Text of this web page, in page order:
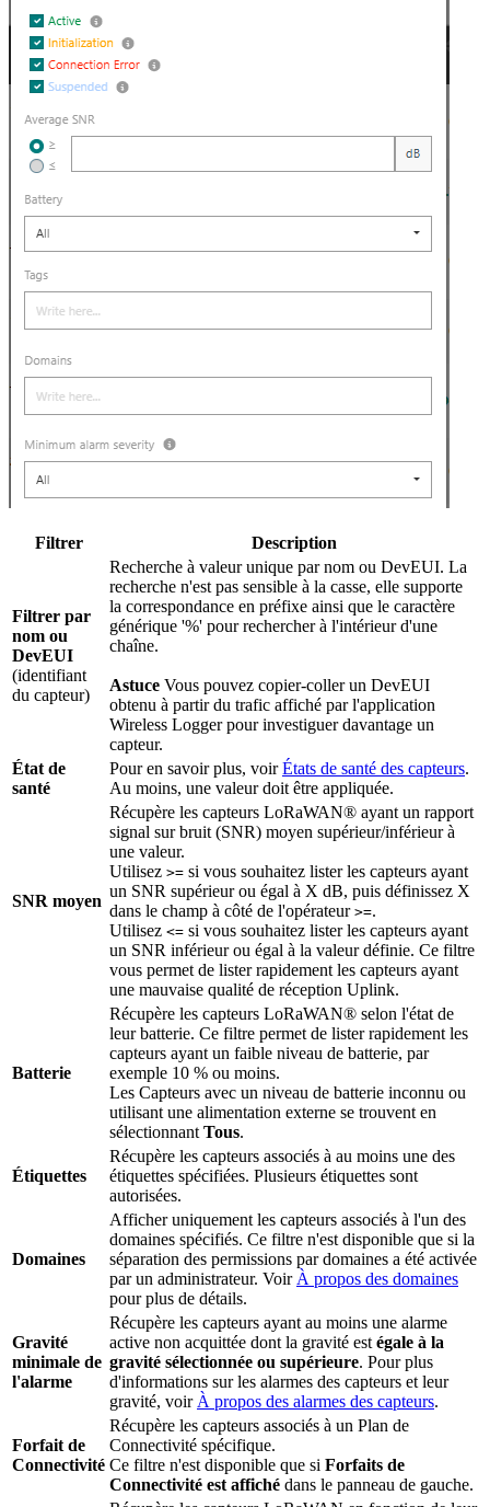
Filtrer Description
Filtrer par
nom ou
DevEUI
(identifiant
du capteur)
Recherche à valeur unique par nom ou DevEUI. La
recherche n'est pas sensible à la casse, elle supporte
la correspondance en préfixe ainsi que le caractère
générique '%' pour rechercher à l'intérieur d'une
chaîne.
Astuce Vous pouvez copier-coller un DevEUI
obtenu à partir du trafic affiché par l'application
Wireless Logger pour investiguer davantage un
capteur.
État de
santé
Pour en savoir plus, voirÉtats de santé des capteurs.
Au moins, une valeur doit être appliquée.
SNR moyen
Récupère les capteurs LoRaWAN® ayant un rapport
signal sur bruit (SNR) moyen supérieur/inférieur à
une valeur.
Utilisez >= si vous souhaitez lister les capteurs ayant
un SNR supérieur ou égal à X dB, puis définissez X
dans le champ à côté de l'opérateur >=.
Utilisez <= si vous souhaitez lister les capteurs ayant
un SNR inférieur ou égal à la valeur définie. Ce filtre
vous permet de lister rapidement les capteurs ayant
une mauvaise qualité de réception Uplink.
Batterie
Récupère les capteurs LoRaWAN® selon l'état de
leur batterie. Ce filtre permet de lister rapidement les
capteurs ayant un faible niveau de batterie, par
exemple 10 % ou moins.
Les Capteurs avec un niveau de batterie inconnu ou
utilisant une alimentation externe se trouvent en
sélectionnant Tous.
Étiquettes
Récupère les capteurs associés à au moins une des
étiquettes spécifiées. Plusieurs étiquettes sont
autorisées.
Domaines
Afficher uniquement les capteurs associés à l'un des
domaines spécifiés. Ce filtre n'est disponible que si la
séparation des permissions par domaines a été activée
par un administrateur. Voir À propos des domaines
pour plus de détails.
Gravité
minimale de
l'alarme
Récupère les capteurs ayant au moins une alarme
active non acquittée dont la gravité est égale à la
gravité sélectionnée ou supérieure. Pour plus
d'informations sur les alarmes des capteurs et leur
gravité, voir À propos des alarmes des capteurs.
Forfait de
Connectivité
Récupère les capteurs associés à un Plan de
Connectivité spécifique.
Ce filtre n'est disponible que si Forfaits de
Connectivité est affiché dans le panneau de gauche.